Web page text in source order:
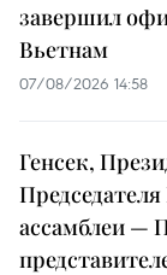
завершил
Вьетнам
07/08/2026 14:58
Генсек,
ассамблеи —